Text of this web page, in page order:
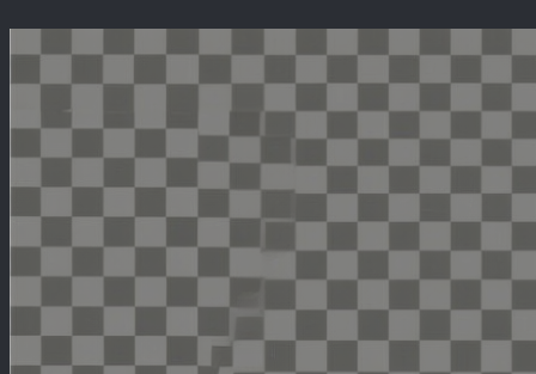
Перейти
к
содержимому